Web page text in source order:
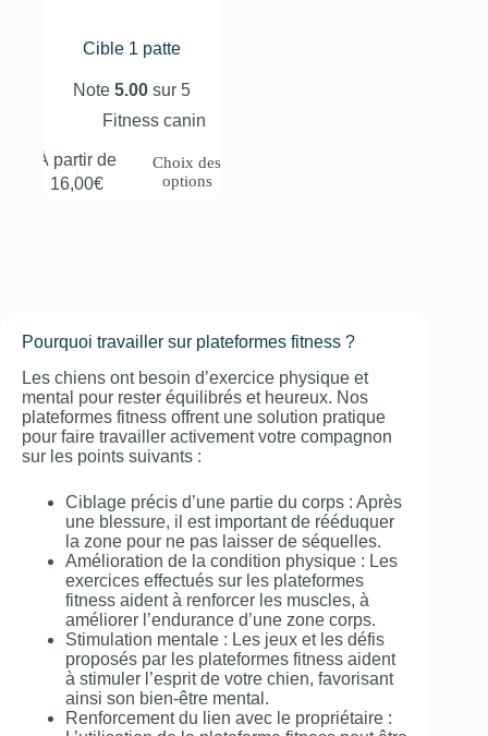
Cible 1 patte
Note5.00 sur 5
Fitness canin
À partir de
16,00€
Choix des
options
Pourquoi travailler sur plateformes fitness ?
Les chiens ont besoin d’exercice physique et
mental pour rester équilibrés et heureux. Nos
plateformes fitness offrent une solution pratique
pour faire travailler activement votre compagnon
sur les points suivants :
Ciblage précis d’une partie du corps : Après
une blessure, il est important de rééduquer
la zone pour ne pas laisser de séquelles.
Amélioration de la condition physique : Les
exercices effectués sur les plateformes
fitness aident à renforcer les muscles, à
améliorer l’endurance d’une zone corps.
Stimulation mentale : Les jeux et les défis
proposés par les plateformes fitness aident
à stimuler l’esprit de votre chien, favorisant
ainsi son bien-être mental.
Renforcement du lien avec le propriétaire :